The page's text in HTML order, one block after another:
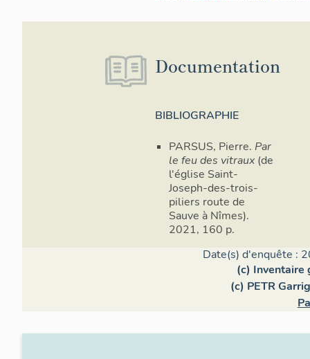
Documentation
BIBLIOGRAPHIE
PARSUS, Pierre. Par
le feu des vitraux (de
l'église Saint-
Joseph-des-trois-
piliers route de
Sauve à Nîmes).
2021, 160 p.
Date(s) d'enquête :
(c) Inventaire
(c) PETR